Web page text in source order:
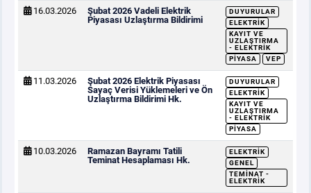
16.03.2026
Şubat 2026 Vadeli Elektrik
Piyasası Uzlaştırma Bildirimi
DUYURULAR
ELEKTRIK
KAYIT VE
UZLAŞTIRMA
- ELEKTRIK
PIYASA
VEP
11.03.2026
Şubat 2026 Elektrik Piyasası
Sayaç Verisi Yüklemeleri ve Ön
Uzlaştırma Bildirimi Hk.
DUYURULAR
ELEKTRIK
KAYIT VE
UZLAŞTIRMA
- ELEKTRIK
PIYASA
10.03.2026
Ramazan Bayramı Tatili
Teminat Hesaplaması Hk.
ELEKTRIK
GENEL
TEMINAT -
ELEKTRIK